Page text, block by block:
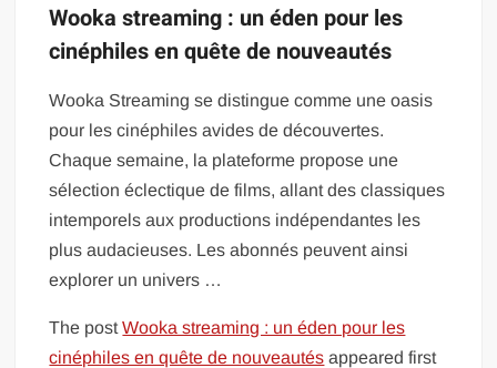
Wooka streaming : un éden pour les
cinéphiles en quête de nouveautés
Wooka Streaming se distingue comme une oasis
pour les cinéphiles avides de découvertes.
Chaque semaine, la plateforme propose une
sélection éclectique de films, allant des classiques
intemporels aux productions indépendantes les
plus audacieuses. Les abonnés peuvent ainsi
explorer un univers …
The postWooka streaming : un éden pour les
cinéphiles en quête de nouveautés appeared first